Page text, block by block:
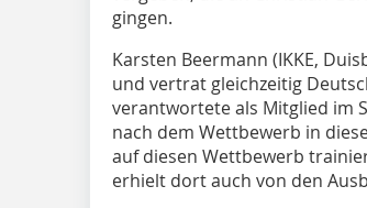
gingen.
Karsten Beermann (IKKE,
und vertrat gleichzeitig
verantwortete als Mitglied im
nach dem Wettbewerb in
auf diesen Wettbewerb
erhielt dort auch von den